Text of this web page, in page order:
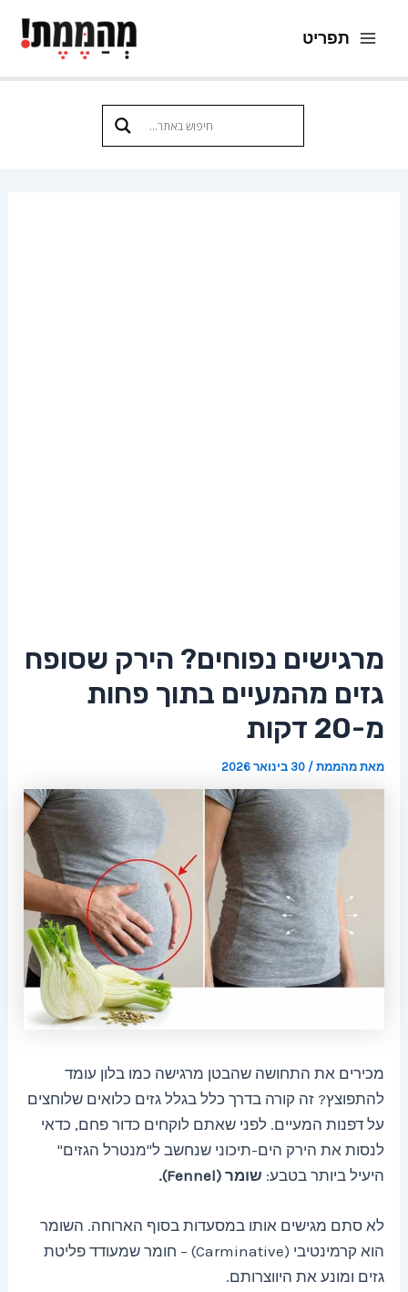
לתוכן
תפריט
מרגישים נפוחים? הירק שסופח
גזים מהמעיים בתוך פחות
מ-20 דקות
מאתמהממת/30 בינואר 2026
מכירים את התחושה שהבטן מרגישה כמו בלון עומד
להתפוצץ? זה קורה בדרך כלל בגלל גזים כלואים שלוחצים
על דפנות המעיים. לפני שאתם לוקחים כדור פחם, כדאי
לנסות את הירק הים-תיכוני שנחשב ל"מנטרל הגזים"
היעיל ביותר בטבע: שומר (Fennel).
לא סתם מגישים אותו במסעדות בסוף הארוחה. השומר
הוא קרמינטיבי (Carminative) – חומר שמעודד פליטת
גזים ומונע את היווצרותם.